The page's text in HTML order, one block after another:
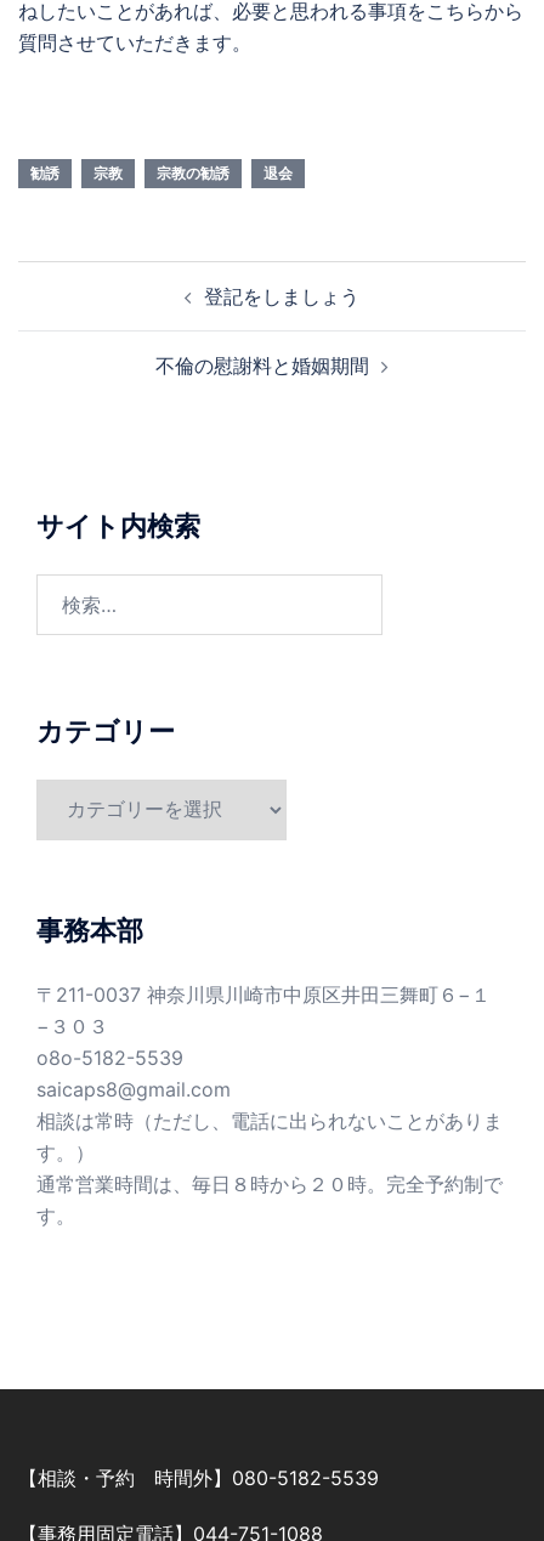
ねしたいことがあれば、必要と思われる事項をこちらから
質問させていただきます。
勧誘 宗教 宗教の勧誘 退会
ナ
ョ
ン
登記をしましょう
不倫の慰謝料と婚姻期間
サイト内検索
カテゴリー
ー
事務本部
〒211-0037 神奈川県川崎市中原区井田三舞町６−１
−３０３
o8o-5182-5539
saicaps8@gmail.com
相談は常時（ただし、電話に出られないことがありま
す。）
通常営業時間は、毎日８時から２０時。完全予約制で
す。
【相談・予約 時間外】080-5182-5539
【事務用固定電話】044-751-1088